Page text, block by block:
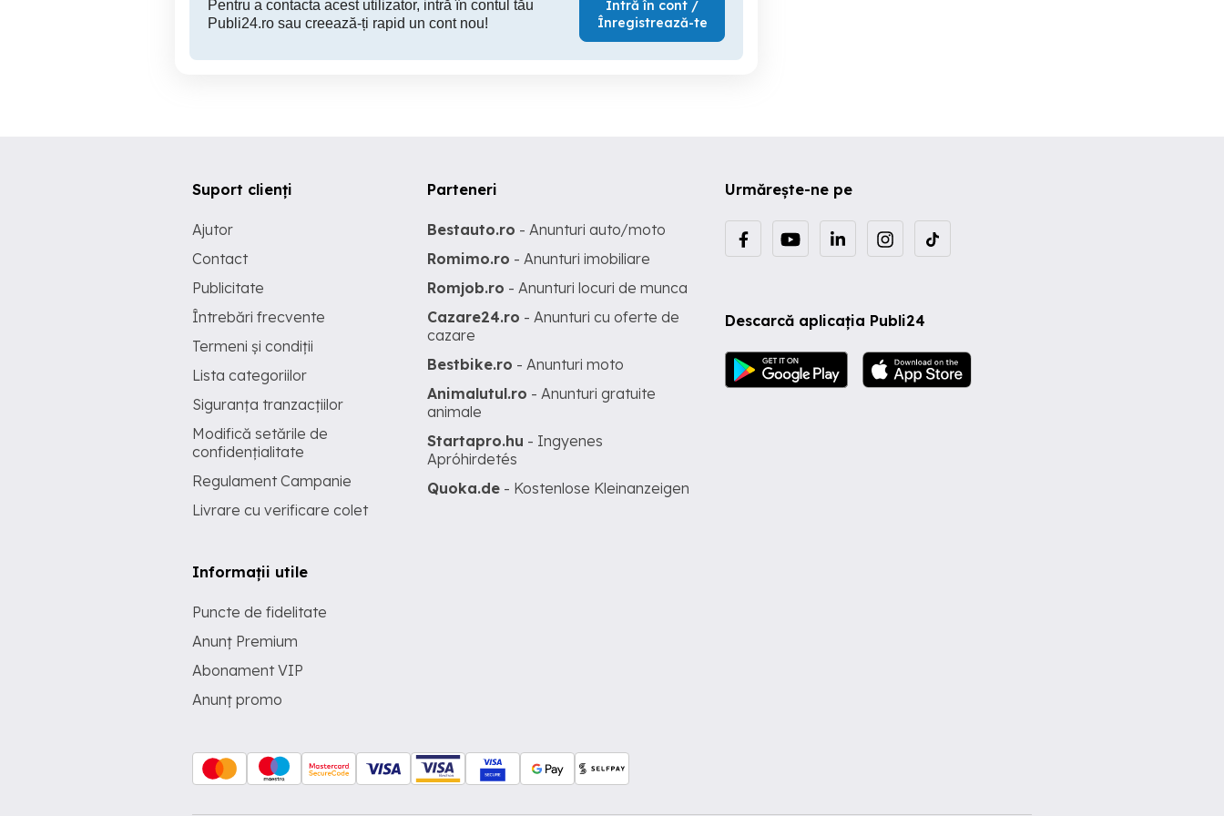
Pentru a contacta acest utilizator, intră în contul tău
Publi24.ro sau creează-ți rapid un cont nou!
Intră în cont /
Înregistrează-te
Urmărește-ne pe
Descarcă aplicația Publi24
Suport clienți
Ajutor
Contact
Publicitate
Întrebări frecvente
Termeni și condiții
Lista categoriilor
Siguranța tranzacțiilor
Modifică setările de
confidențialitate
Regulament Campanie
Livrare cu verificare colet
Informații utile
Puncte de fidelitate
Anunț Premium
Abonament VIP
Anunț promo
Parteneri
Bestauto.ro - Anunturi auto/moto
Romimo.ro - Anunturi imobiliare
Romjob.ro - Anunturi locuri de munca
Cazare24.ro - Anunturi cu oferte de
cazare
Bestbike.ro - Anunturi moto
Animalutul.ro - Anunturi gratuite
animale
Startapro.hu - Ingyenes
Apróhirdetés
Quoka.de - Kostenlose Kleinanzeigen